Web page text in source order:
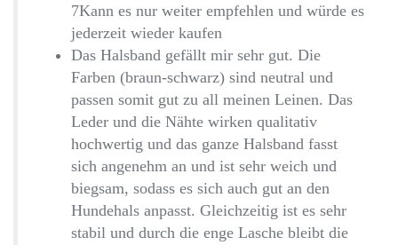
7Kann es nur weiter empfehlen und würde es
jederzeit wieder kaufen
Das Halsband gefällt mir sehr gut. Die
Farben (braun-schwarz) sind neutral und
passen somit gut zu all meinen Leinen. Das
Leder und die Nähte wirken qualitativ
hochwertig und das ganze Halsband fasst
sich angenehm an und ist sehr weich und
biegsam, sodass es sich auch gut an den
Hundehals anpasst. Gleichzeitig ist es sehr
stabil und durch die enge Lasche bleibt die